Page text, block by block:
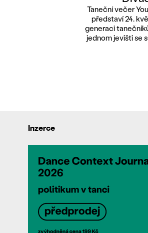
Taneční večer
představí 24.
generaci
jednom jevišti se
Inzerce